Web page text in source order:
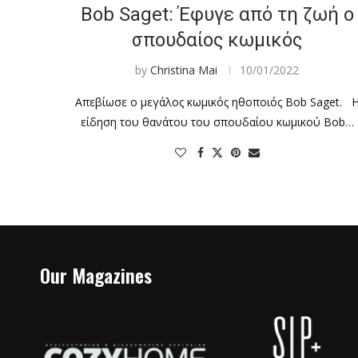
Bob Saget: Έφυγε από τη ζωή ο
σπουδαίος κωμικός
byChristina Mai 10/01/2022
Απεβίωσε ο μεγάλος κωμικός ηθοποιός Bob Saget.
είδηση του θανάτου του σπουδαίου κωμικού Bob…
Our Magazines